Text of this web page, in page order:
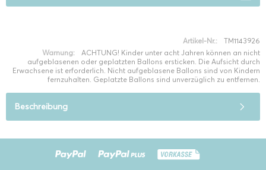
Artikel-Nr.:
TM1143926
Warnung:
ACHTUNG! Kinder unter acht Jahren können an nicht
aufgeblasenen oder geplatzten Ballons ersticken. Die Aufsicht durch
Erwachsene ist erforderlich. Nicht aufgeblasene Ballons sind von Kindern
fernzuhalten. Geplatzte Ballons sind unverzüglich zu entfernen.
Beschreibung